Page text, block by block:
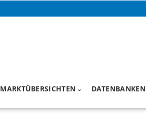
MARKTÜBERSICHTEN DATENBANKEN